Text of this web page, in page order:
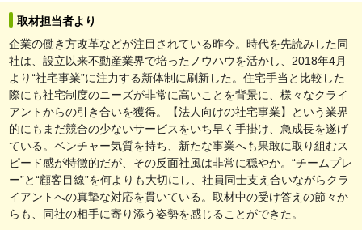
取材担当者より
企業の働き方改革などが注目されている昨今。時代を先読みした同
社は、設立以来不動産業界で培ったノウハウを活かし、2018年4月
より“社宅事業”に注力する新体制に刷新した。住宅手当と比較した
際にも社宅制度のニーズが非常に高いことを背景に、様々なクライ
アントからの引き合いを獲得。【法人向けの社宅事業】という業界
的にもまだ競合の少ないサービスをいち早く手掛け、急成長を遂げ
ている。ベンチャー気質を持ち、新たな事業へも果敢に取り組むス
ピード感が特徴的だが、その反面社風は非常に穏やか。“チームプレ
ー”と“顧客目線”を何よりも大切にし、社員同士支え合いながらクラ
イアントへの真摯な対応を貫いている。取材中の受け答えの節々か
らも、同社の相手に寄り添う姿勢を感じることができた。